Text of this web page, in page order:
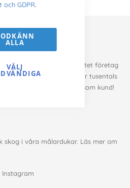
och GDPR.
ALLA
VÄLJSweden AB. Vi är ett litet företag
Internet i över 15 år. Vi har tusentals
oss är du alltid trygg som kund!
skog i våra målardukar. Läs mer om
Instagram